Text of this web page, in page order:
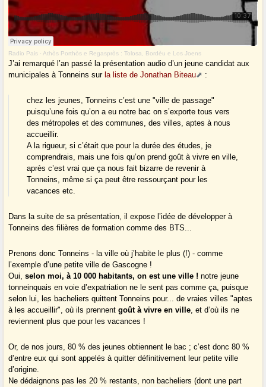
Radio Pais · Athòs Porthòs e Regaspròs : Tolosa, Bordèu e Los Joens
J’ai remarqué l’an passé la présentation audio d’un jeune candidat aux
municipales à Tonneins sur la liste de Jonathan Biteau :
chez les jeunes, Tonneins c’est une "ville de passage"
puisqu’une fois qu’on a eu notre bac on s’exporte tous vers
des métropoles et des communes, des villes, aptes à nous
accueillir.
A la rigueur, si c’était que pour la durée des études, je
comprendrais, mais une fois qu’on prend goût à vivre en ville,
après c’est vrai que ça nous fait bizarre de revenir à
Tonneins, même si ça peut être ressourçant pour les
vacances etc.
Dans la suite de sa présentation, il expose l’idée de développer à
Tonneins des filières de formation comme des BTS...
Prenons donc Tonneins - la ville où j’habite le plus (!) - comme
l’exemple d’une petite ville de Gascogne !
Oui,selon moi, à 10 000 habitants, on est une ville ! notre jeune
tonneinquais en voie d’expatriation ne le sent pas comme ça, puisque
selon lui, les bacheliers quittent Tonneins pour... de vraies villes "aptes
à les accueillir", où ils prennentgoût à vivre en ville, et d’où ils ne
reviennent plus que pour les vacances !
Or, de nos jours, 80 % des jeunes obtiennent le bac ; c’est donc 80 %
d’entre eux qui sont appelés à quitter définitivement leur petite ville
d’origine.
Ne dédaignons pas les 20 % restants, non bacheliers (dont une part